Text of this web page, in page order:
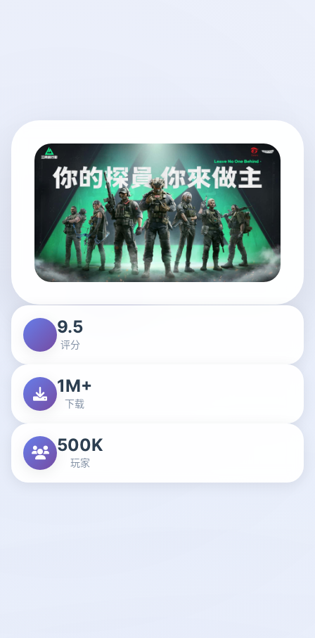
9.5
评分
1M+
下载
500K
玩家